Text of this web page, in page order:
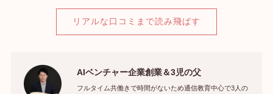
リアルな口コミまで読み飛ばす
AIベンチャー企業創業＆3児の父
フルタイム共働きで時間がないため通信教育中心で3人の